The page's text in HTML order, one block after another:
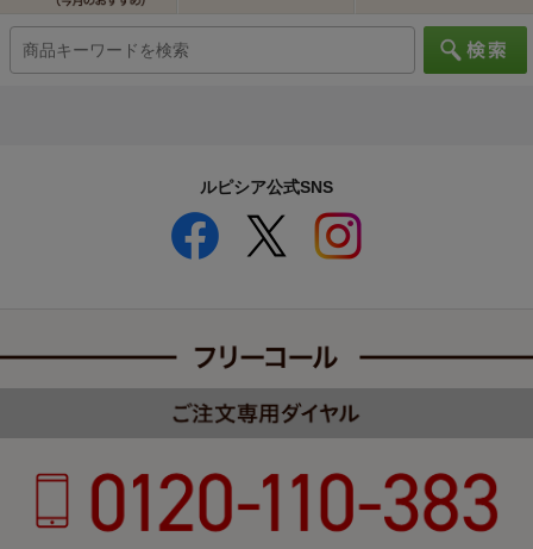
ルピシア公式SNS